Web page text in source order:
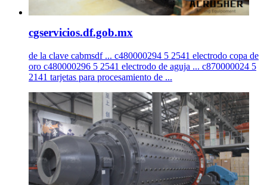
cgservicios.df.gob.mx
de la clave cabmsdf ... c480000294 5 2541 electrodo copa de
oro c480000296 5 2541 electrodo de aguja ... c870000024 5
2141 tarjetas para procesamiento de ...